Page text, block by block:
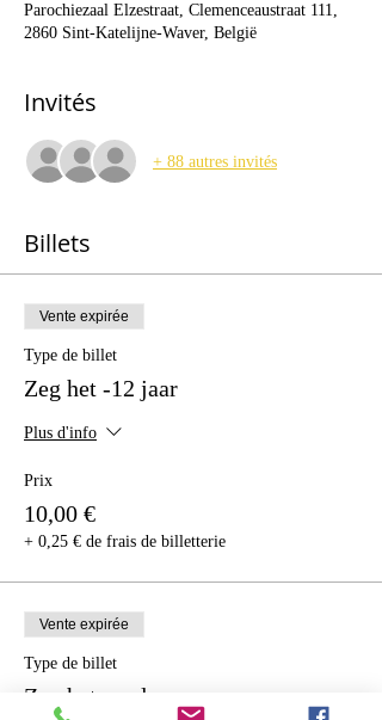
Parochiezaal Elzestraat, Clemenceaustraat 111,
2860 Sint-Katelijne-Waver, België
Invités
+ 88 autres invités
Billets
Vente expirée
Type de billet
Zeg het -12 jaar
Plus d'info
Prix
10,00 €
+ 0,25 € de frais de billetterie
Vente expirée
Type de billet
Zeg het - volwassen